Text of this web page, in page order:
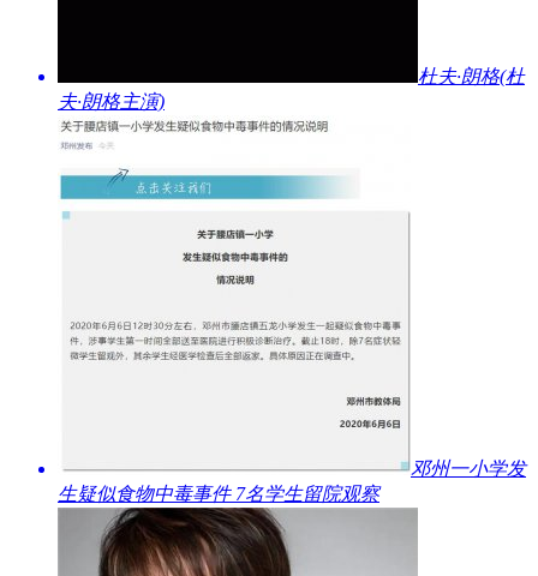
​杜夫·朗格(杜
夫·朗格主演)
​邓州一小学发
生疑似食物中毒事件 7名学生留院观察